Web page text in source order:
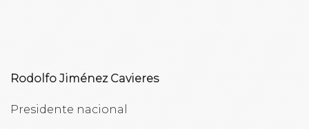
Rodolfo Jiménez Cavieres
Presidente nacional